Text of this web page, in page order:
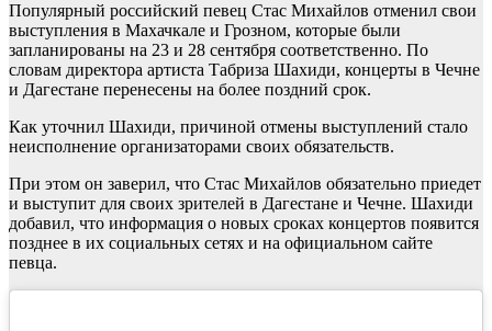
Популярный российский певец Стас Михайлов отменил свои
выступления в Махачкале и Грозном, которые были
запланированы на 23 и 28 сентября соответственно. По
словам директора артиста Табриза Шахиди, концерты в Чечне
и Дагестане перенесены на более поздний срок.
Как уточнил Шахиди, причиной отмены выступлений стало
неисполнение организаторами своих обязательств.
При этом он заверил, что Стас Михайлов обязательно приедет
и выступит для своих зрителей в Дагестане и Чечне. Шахиди
добавил, что информация о новых сроках концертов появится
позднее в их социальных сетях и на официальном сайте
певца.